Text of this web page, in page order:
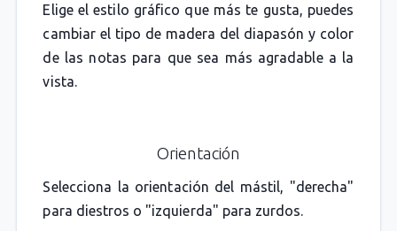
Elige el estilo gráfico que más te gusta, puedes
cambiar el tipo de madera del diapasón y color
de las notas para que sea más agradable a la
vista.
Orientación
Selecciona la orientación del mástil, "derecha"
para diestros o "izquierda" para zurdos.